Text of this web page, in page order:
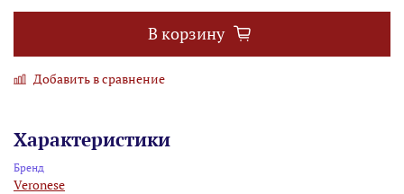
В корзину
Добавить в сравнение
Характеристики
Бренд
Veronese